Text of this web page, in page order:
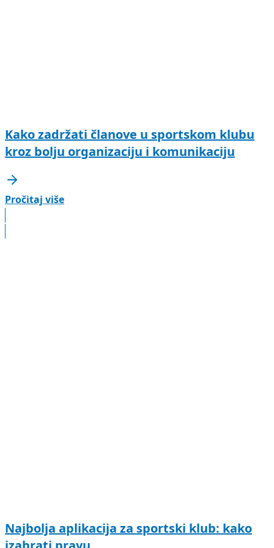
Kako zadržati članove u sportskom klubu
kroz bolju organizaciju i komunikaciju
Pročitaj više
Najbolja aplikacija za sportski klub: kako